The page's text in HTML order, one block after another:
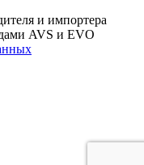
и импортера
AVS и EVO